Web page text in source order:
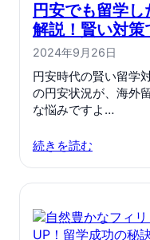
円安でも留学
解説！賢い対
2024年9月26日
円安時代の賢い留学
の円安状況が、海外
な悩みですよ…
続きを読む